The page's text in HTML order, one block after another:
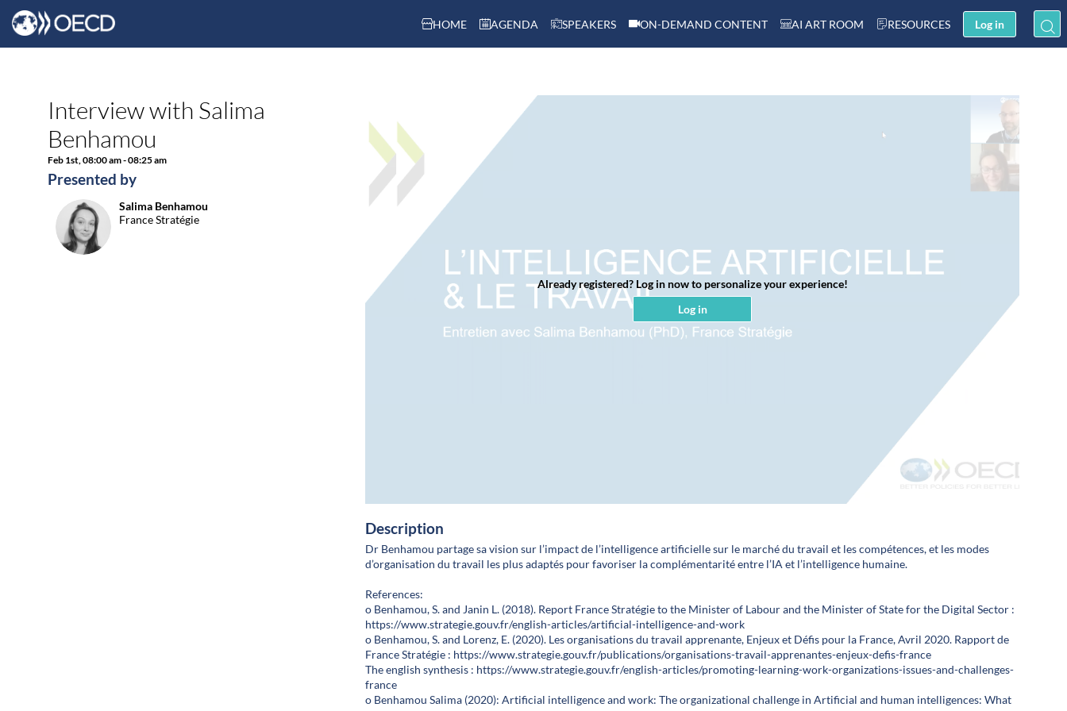
HOME AGENDA SPEAKERS ON-DEMAND CONTENT AI ART ROOM RESOURCES Log in
Already registered? Log in now to personalize your experience!
Log in
Description
Dr Benhamou partage sa vision sur l’impact de l’intelligence artificielle sur le marché du travail et les compétences, et les modes
d’organisation du travail les plus adaptés pour favoriser la complémentarité entre l’IA et l’intelligence humaine.
References:
o Benhamou, S. and Janin L. (2018). Report France Stratégie to the Minister of Labour and the Minister of State for the Digital Sector :
https://www.strategie.gouv.fr/english-articles/artificial-intelligence-and-work
o Benhamou, S. and Lorenz, E. (2020). Les organisations du travail apprenante, Enjeux et Défis pour la France, Avril 2020. Rapport de
France Stratégie : https://www.strategie.gouv.fr/publications/organisations-travail-apprenantes-enjeux-defis-france
The english synthesis : https://www.strategie.gouv.fr/english-articles/promoting-learning-work-organizations-issues-and-challenges-
france
o Benhamou Salima (2020): Artificial intelligence and work: The organizational challenge in Artificial and human intelligences: What
Interview with Salima
Benhamou
Feb 1st 08:00 am-08:25 am
Presented by
SB
Salima Benhamou
France Stratégie